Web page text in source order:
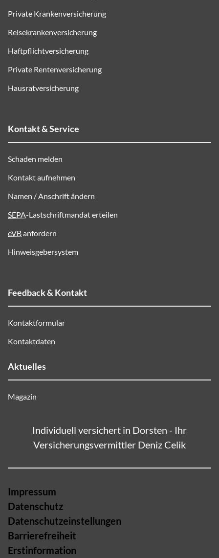
Private Krankenversicherung
Reisekrankenversicherung
Haftpflichtversicherung
Private Rentenversicherung
Hausratversicherung
Kontakt & Service
Schaden melden
Kontakt aufnehmen
Namen / Anschrift ändern
SEPA-Lastschriftmandat erteilen
eVBanfordern
Hinweisgebersystem
Feedback & Kontakt
Kontaktformular
Kontaktdaten
Aktuelles
Magazin
Individuell versichert in Dorsten - Ihr
Versicherungsvermittler Deniz Celik
Impressum
Datenschutz
Datenschutzeinstellungen
Barrierefreiheit
Erstinformation